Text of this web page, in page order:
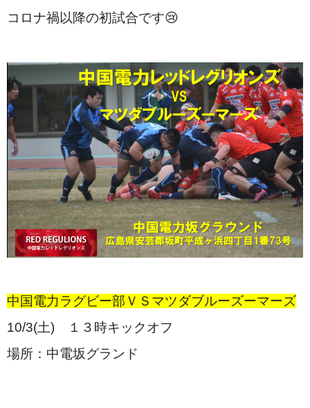
コロナ禍以降の初試合です😢
中国電力ラグビー部ＶＳマツダブルーズーマーズ
10/3(土) １３時キックオフ
場所：中電坂グランド